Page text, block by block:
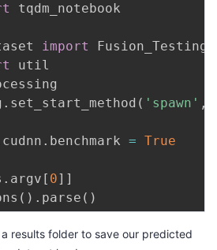
tqdm_notebook
import
. set_start_method ( 'spawn' ,
cudnn . benchmark = True
. argv [ 0] ]
( ) . parse ( )
results folder to save our predicted